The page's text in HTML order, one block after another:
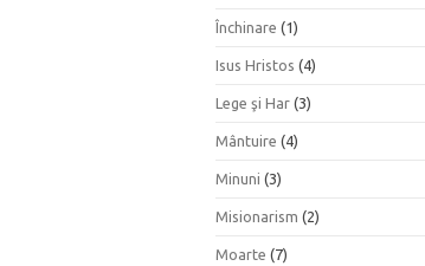
Închinare (1)
Isus Hristos (4)
Lege şi Har (3)
Mântuire (4)
Minuni (3)
Misionarism (2)
Moarte (7)